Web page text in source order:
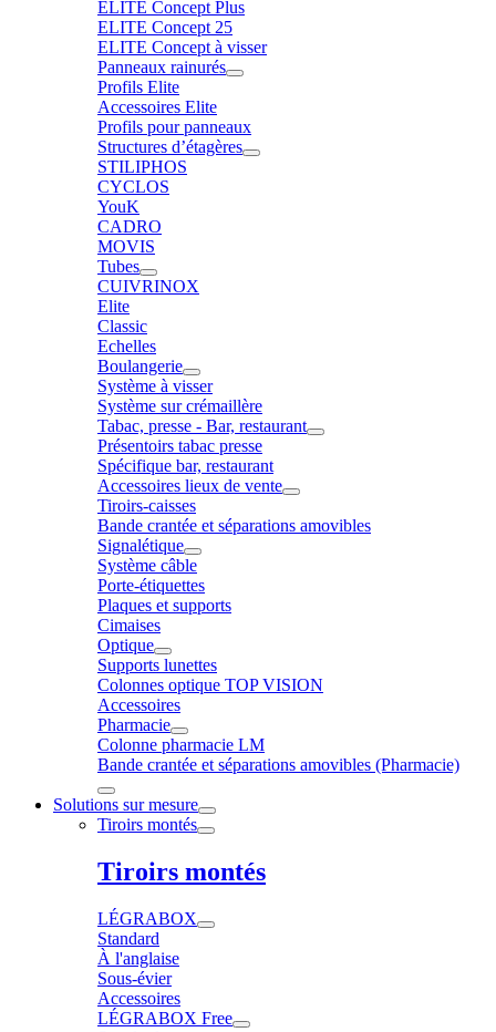
ELITE Concept Plus
ELITE Concept 25
ELITE Concept à visser
Panneaux rainurés
Profils Elite
Accessoires Elite
Profils pour panneaux
Structures d’étagères
STILIPHOS
CYCLOS
YouK
CADRO
MOVIS
Tubes
CUIVRINOX
Elite
Classic
Echelles
Boulangerie
Système à visser
Système sur crémaillère
Tabac, presse - Bar, restaurant
Présentoirs tabac presse
Spécifique bar, restaurant
Accessoires lieux de vente
Tiroirs-caisses
Bande crantée et séparations amovibles
Signalétique
Système câble
Porte-étiquettes
Plaques et supports
Cimaises
Optique
Supports lunettes
Colonnes optique TOP VISION
Accessoires
Pharmacie
Colonne pharmacie LM
Bande crantée et séparations amovibles (Pharmacie)
Solutions sur mesure
Tiroirs montés
Tiroirs montés
LÉGRABOX
Standard
À l'anglaise
Sous-évier
Accessoires
LÉGRABOX Free